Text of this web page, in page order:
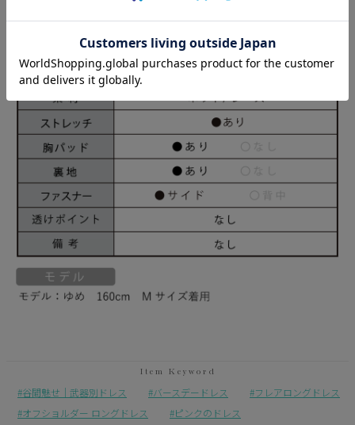
谷間魅せ｜武器別ドレス バースデードレス
フレアロングドレス
オフショルダー ロングドレス
ピンクのドレス